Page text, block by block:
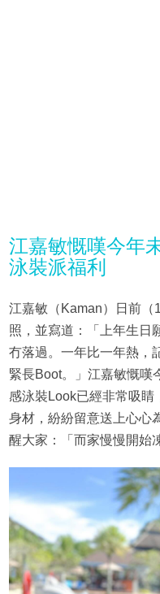
江嘉敏慨嘆今年
泳裝派福利
江嘉敏（Kaman）日前（
照，並寫道：「上年生日
冇落過。一年比一年熱，
緊長Boot。」江嘉敏慨嘆
感泳裝Look已經非常吸睛
身材，紛紛留意送上心心
醒大家：「而家慢慢開始